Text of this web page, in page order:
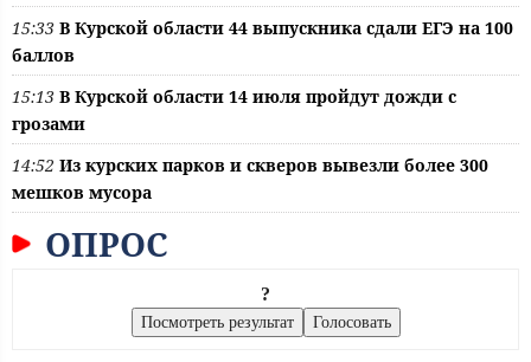
15:33 В Курской области 44 выпускника сдали ЕГЭ на 100
баллов
15:13 В Курской области 14 июля пройдут дожди с
грозами
14:52 Из курских парков и скверов вывезли более 300
мешков мусора
ОПРОС
?